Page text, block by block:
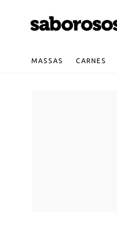
MASSAS CARNES